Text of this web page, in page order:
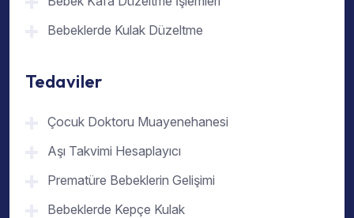
Bebeklerde Kulak Düzeltme
Tedaviler
Çocuk Doktoru Muayenehanesi
Aşı Takvimi Hesaplayıcı
Prematüre Bebeklerin Gelişimi
Bebeklerde Kepçe Kulak